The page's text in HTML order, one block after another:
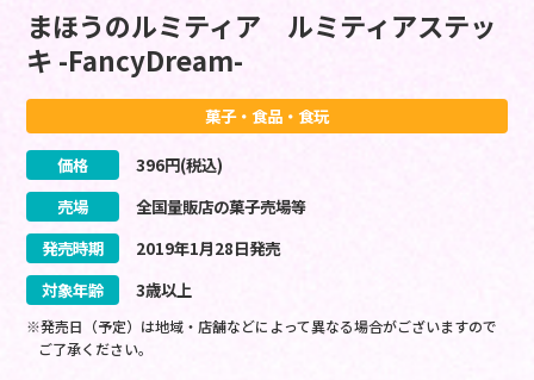
まほうのルミティア ルミティアステッ
キ -FancyDream-
菓子・食品・食玩
価格 396円(税込)
売場
全国量販店の菓子売場等
発売時期
2019年1月28日発売
対象年齢
3歳以上
※発売日（予定）は地域・店舗などによって異なる場合がございますので
ご了承ください。